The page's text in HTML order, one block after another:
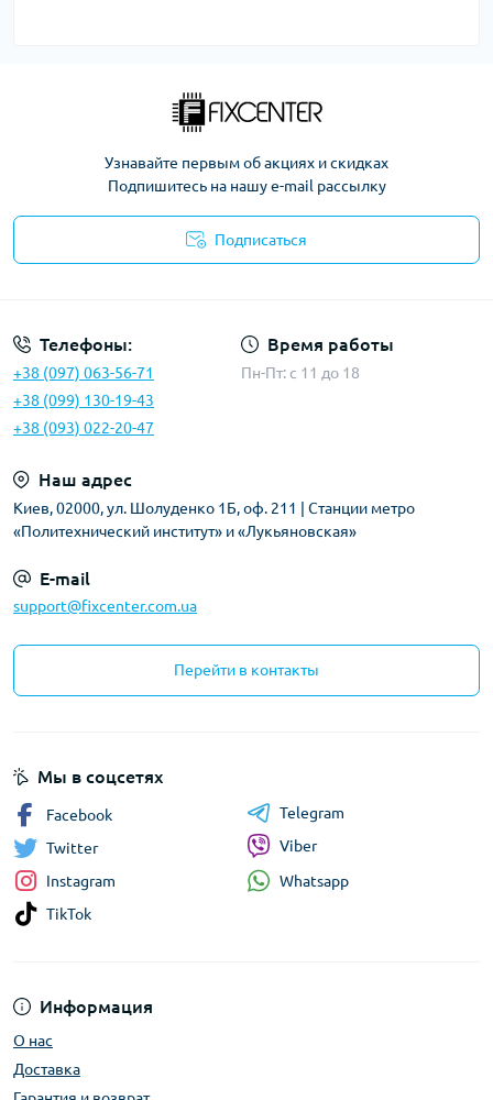
Узнавайте первым об акциях и скидках
Подпишитесь на нашу e-mail рассылку
Подписаться
Телефоны:
+38 (097) 063-56-71
+38 (099) 130-19-43
+38 (093) 022-20-47
Время работы
Пн-Пт: c 11 до 18
Наш адрес
Киев, 02000, ул. Шолуденко 1Б, оф. 211 | Станции метро
«Политехнический институт» и «Лукьяновская»
E-mail
support@fixcenter.com.ua
Перейти в контакты
Информация
О нас
Доставка
Мы в соцсетях
Facebook
Twitter
Instagram
TikTok
Telegram
Viber
Whatsapp